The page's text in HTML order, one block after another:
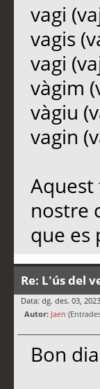
vagi
vagis
vagi
vàgim
vàgiu
vagin
Aquest
nostre
que es
Re: L'ús del
Data: dg. des. 03,
Autor: Jaen
Bon